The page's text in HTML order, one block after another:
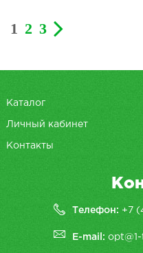
1 2 3
Каталог
Личный кабинет
Контакты
Телефон: +7
E-mail: